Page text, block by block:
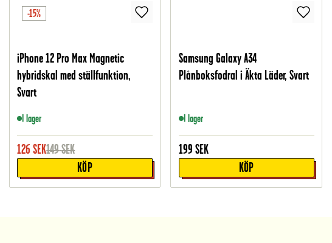
-15%
iPhone 12 Pro Max Magnetic
hybridskal med ställfunktion,
Svart
I lager
126 SEK149SEK
KÖP
Samsung Galaxy A34
Plånboksfodral i Äkta Läder, Svart
I lager
199 SEK
KÖP